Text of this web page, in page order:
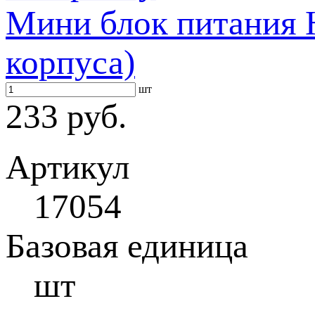
Мини блок питания
корпуса)
шт
233 руб.
Артикул
17054
Базовая единица
шт